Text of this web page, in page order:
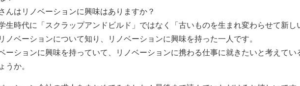
んはリノベーションに興味はありますか？
生時代に「スクラップアンドビルド」ではなく「古いものを生まれ変わらせて新し
ノベーションについて知り、リノベーションに興味を持った一人です。
ーションに興味を持っていて、リノベーションに携わる仕事に就きたいと考えてい
うか。